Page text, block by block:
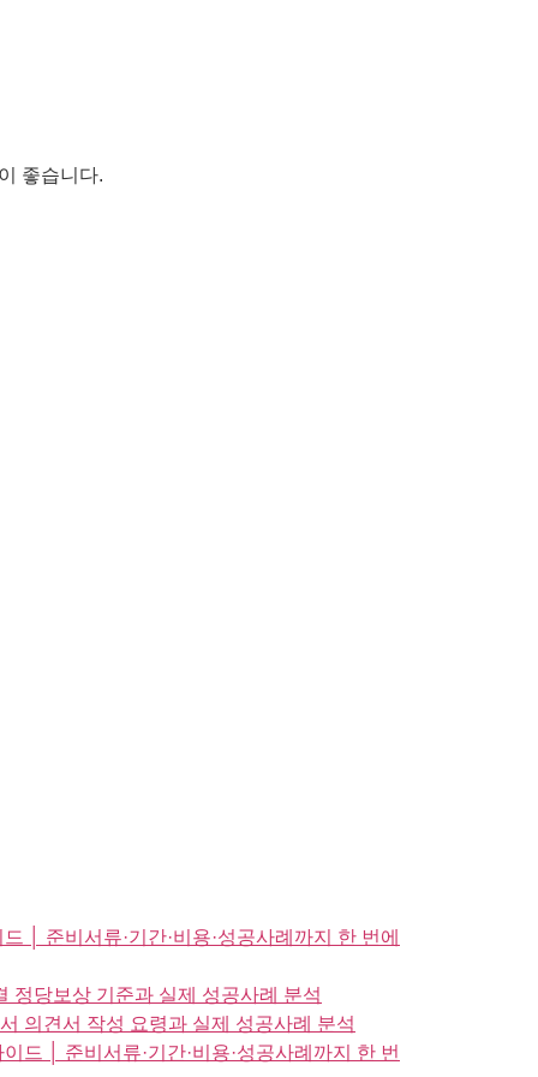
좋습니다.
│ 준비서류·기간·비용·성공사례까지 한 번에
정당보상 기준과 실제 성공사례 분석
의견서 작성 요령과 실제 성공사례 분석
드 │ 준비서류·기간·비용·성공사례까지 한 번